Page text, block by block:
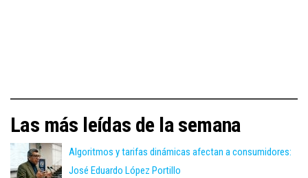
Las más leídas de la semana
Algoritmos y tarifas dinámicas afectan a consumidores:
José Eduardo López Portillo